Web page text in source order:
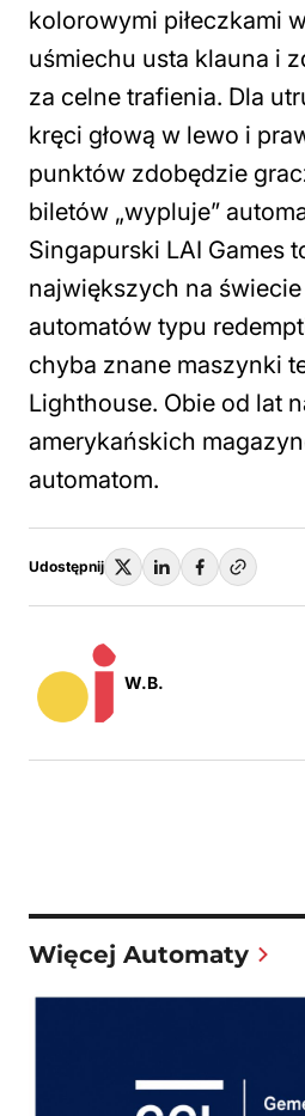
kolorowymi piłeczkami
uśmiechu usta klauna i
za celne trafienia. Dla
kręci głową w lewo i
punktów zdobędzie
biletów „wypluje”
Singapurski LAI Games
największych na
automatów typu
chyba znane maszynki
Lighthouse. Obie od lat
amerykańskich
automatom.
Udostępnij
W.B.
Więcej Automaty